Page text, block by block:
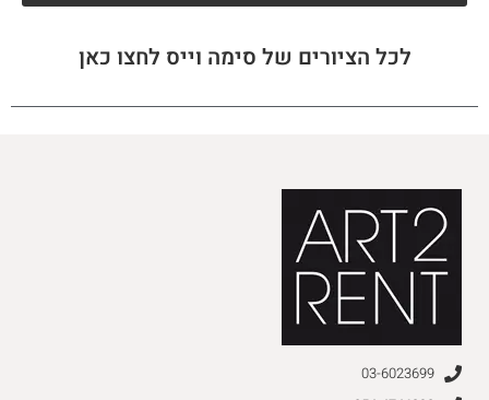
לכל הציורים של סימה וייס לחצו כאן
03-6023699